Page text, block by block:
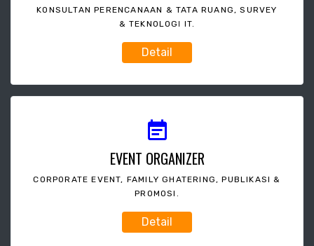
KONSULTAN PERENCANAAN & TATA RUANG, SURVEY
& TEKNOLOGI IT.
Detail
EVENT ORGANIZER
CORPORATE EVENT, FAMILY GHATERING, PUBLIKASI &
PROMOSI.
Detail